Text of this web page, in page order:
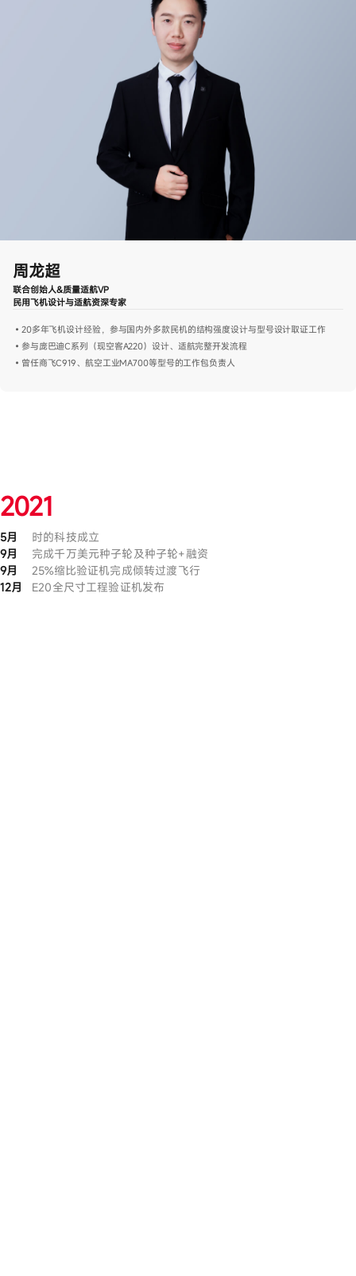
周龙超
联合创始人&质量适航VP
民用飞机设计与适航资深专家
•20多年飞机设计经验，参与国内外多款民机的结构强度设计与型号设计取证工作
•参与庞巴迪C系列（现空客A220）设计、适航完整开发流程
•曾任商飞C919、航空工业MA700等型号的工作包负责人
2021
5月
时的科技成立
9月
完成千万美元种子轮及种子轮+融资
9月
25%缩比验证机完成倾转过渡飞行
12月
E20全尺寸工程验证机发布